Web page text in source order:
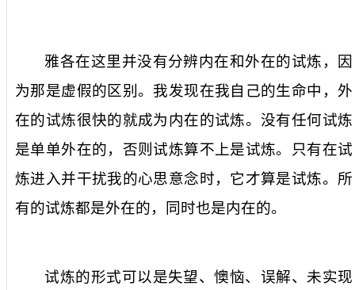
雅各在这里并没有分辨内在和外在的试炼，因
为那是虚假的区别。我发现在我自己的生命中 ，外
在的试炼很快的就成为内在的试炼。没有任何试炼
是单单外在的， 否则试炼算不上是试炼。只有在试
炼进入并干扰我的心思意念时，它才算是试炼。所
有的试炼都是外在的，同时也是内在的。
试炼的形式可以是失望、懊恼、误解、未实现